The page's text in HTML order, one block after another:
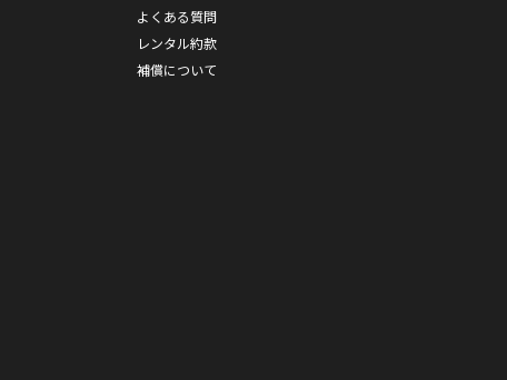
よくある質問
レンタル約款
補償について